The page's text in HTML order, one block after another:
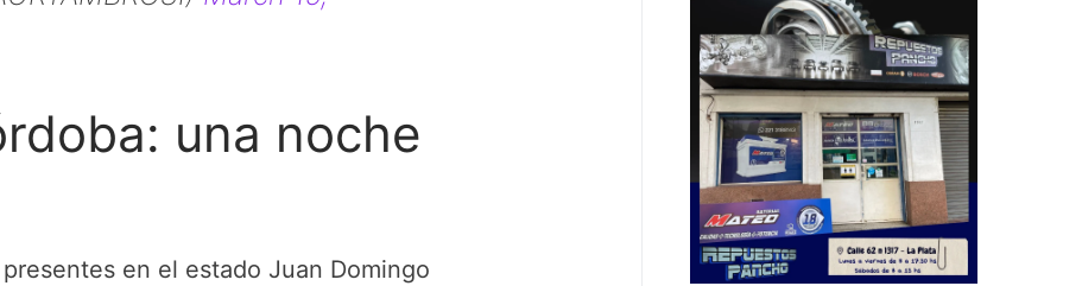
una noche
en el estado Juan Domingo